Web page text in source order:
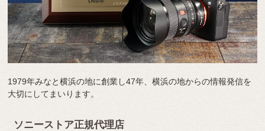
1979年みなと横浜の地に創業し47年、横浜の地からの情報発信を
大切にしてまいります。
ソニーストア正規代理店